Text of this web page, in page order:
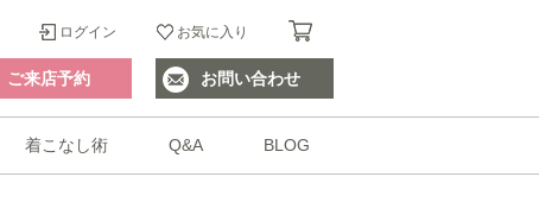
ログイン お気に入り
ご来店予約 お問い合わせ
着こなし術 Q&A BLOG